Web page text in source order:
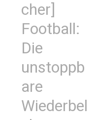
cher]
Football:
Die
unstoppb
are
Wiederbel